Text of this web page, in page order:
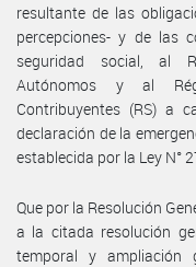
resultante de las
percepciones- y de las
seguridad social, al
Autónomos y al
Contribuyentes (RS) a
declaración de la
establecida por la Ley N°
Que por la Resolución
a la citada resolución
temporal y ampliación